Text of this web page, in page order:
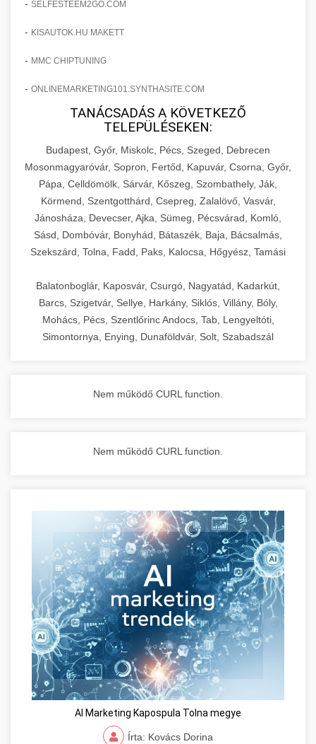
- SELFESTEEM2GO.COM
- KISAUTOK.HU MAKETT
- MMC CHIPTUNING
- ONLINEMARKETING101.SYNTHASITE.COM
TANÁCSADÁS A KÖVETKEZŐ
TELEPÜLÉSEKEN:
Budapest, Győr, Miskolc, Pécs, Szeged, Debrecen
Mosonmagyaróvár, Sopron, Fertőd, Kapuvár, Csorna, Győr,
Pápa, Celldömölk, Sárvár, Kőszeg, Szombathely, Ják,
Körmend, Szentgotthárd, Csepreg, Zalalövő, Vasvár,
Jánosháza, Devecser, Ajka, Sümeg, Pécsvárad, Komló,
Sásd, Dombóvár, Bonyhád, Bátaszék, Baja, Bácsalmás,
Szekszárd, Tolna, Fadd, Paks, Kalocsa, Hőgyész, Tamási
Balatonboglár, Kaposvár, Csurgó, Nagyatád, Kadarkút,
Barcs, Szigetvár, Sellye, Harkány, Siklós, Villány, Bóly,
Mohács, Pécs, Szentlőrinc Andocs, Tab, Lengyeltóti,
Simontornya, Enying, Dunaföldvár, Solt, Szabadszál
Nem működő CURL function.
Nem működő CURL function.
AI Marketing Kapospula Tolna megye
Írta: Kovács Dorina